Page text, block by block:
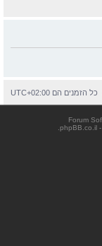
כל הזמנים הם UTC+02:00